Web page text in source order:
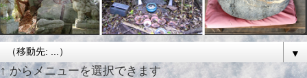
▼
↑ からメニューを選択できます